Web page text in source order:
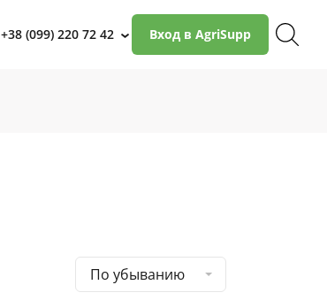
+38 (099) 220 72 42 › Вход в AgriSupp
По убыванию